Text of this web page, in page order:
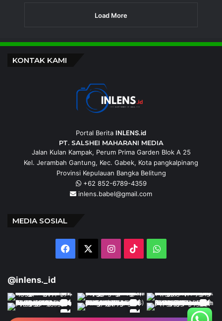
Load More
KONTAK KAMI
Portal Berita INLENS.id
PT. SALSHEI MAHARANI MEDIA
Jalan Kulan Kampak, Perum Prima Garden Blok A 25
Kel. Jerambah Gantung, Kec. Gabek, Kota pangkalpinang
Provinsi Kepulauan Bangka Belitung
+62 852-6789-4359
inlens.babel@gmail.com
MEDIA SOSIAL
Facebook Instagram
TikTokWhatsApp
@inlens._id